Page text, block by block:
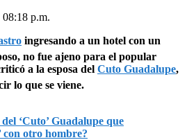
p.m.
ingresando a un hotel con un
no fue ajeno para el popular
a la esposa del Cuto Guadalupe,
lo que se viene.
‘Cuto’ Guadalupe que
con otro hombre?